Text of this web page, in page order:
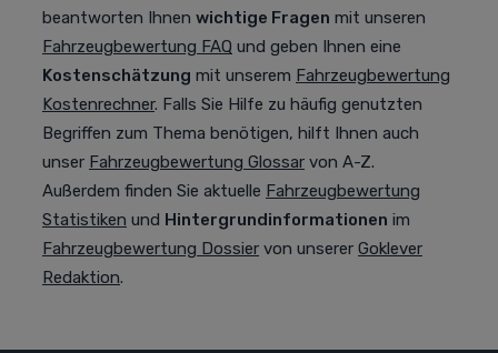
beantworten Ihnen wichtige Fragen mit unseren
Fahrzeugbewertung FAQ und geben Ihnen eine
Kostenschätzung mit unserem Fahrzeugbewertung
Kostenrechner. Falls Sie Hilfe zu häufig genutzten
Begriffen zum Thema benötigen, hilft Ihnen auch
unser Fahrzeugbewertung Glossar von A-Z.
Außerdem finden Sie aktuelle Fahrzeugbewertung
Statistiken und Hintergrundinformationen im
Fahrzeugbewertung Dossier von unserer Goklever
Redaktion.